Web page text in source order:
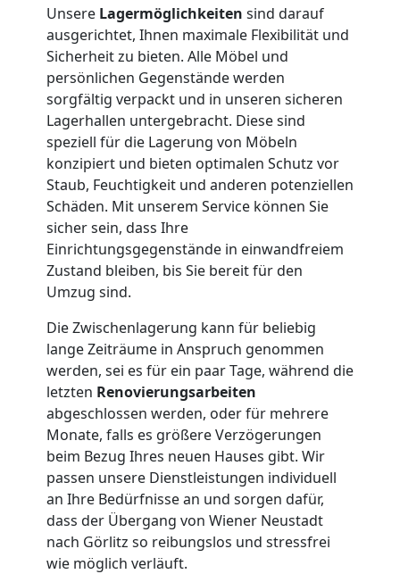
Unsere Lagermöglichkeiten sind darauf
ausgerichtet, Ihnen maximale Flexibilität und
Sicherheit zu bieten. Alle Möbel und
persönlichen Gegenstände werden
sorgfältig verpackt und in unseren sicheren
Lagerhallen untergebracht. Diese sind
speziell für die Lagerung von Möbeln
konzipiert und bieten optimalen Schutz vor
Staub, Feuchtigkeit und anderen potenziellen
Schäden. Mit unserem Service können Sie
sicher sein, dass Ihre
Einrichtungsgegenstände in einwandfreiem
Zustand bleiben, bis Sie bereit für den
Umzug sind.
Die Zwischenlagerung kann für beliebig
lange Zeiträume in Anspruch genommen
werden, sei es für ein paar Tage, während die
letzten Renovierungsarbeiten
abgeschlossen werden, oder für mehrere
Monate, falls es größere Verzögerungen
beim Bezug Ihres neuen Hauses gibt. Wir
passen unsere Dienstleistungen individuell
an Ihre Bedürfnisse an und sorgen dafür,
dass der Übergang von Wiener Neustadt
nach Görlitz so reibungslos und stressfrei
wie möglich verläuft.
Full-
Service-
Umzug
Wiener
Neustadt
Qualitäts-
Umzüge
Wiener
Neustadt
Vereinsumzug
Wiener